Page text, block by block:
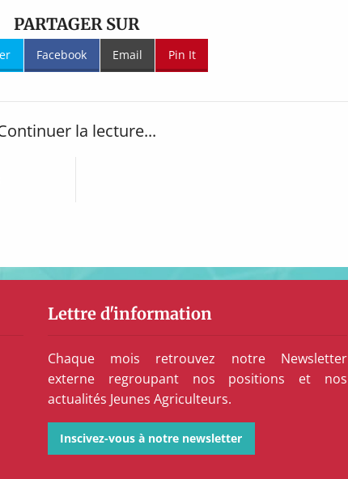
PARTAGER SUR
Facebook Email Pin It
la lecture...
Lettre d'information
Chaque mois retrouvez notre Newsletter
externe regroupant nos positions et nos
actualités Jeunes Agriculteurs.
Inscivez-vous à notre newsletter